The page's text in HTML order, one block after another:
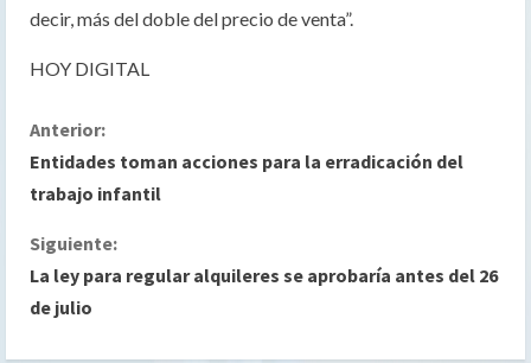
decir, más del doble del precio de venta”.
HOY DIGITAL
S
i
g
u
Anterior:
Entidades toman acciones para la erradicación del
trabajo infantil
Siguiente:
La ley para regular alquileres se aprobaría antes del 26
de julio